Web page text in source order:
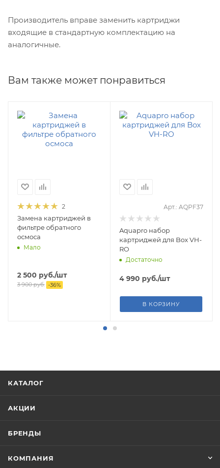
Производитель вправе заменить картриджи
входящие в стандартную комплектацию на
аналогичные.
Вам также может понравиться
2
Замена картриджей в
фильтре обратного
осмоса
Мало
2 500 руб./шт
3 900руб. -36%
Арт.: AQPF37
Aquapro набор
картриджей для Box VH-
RO
Достаточно
4 990 руб./шт
В КОРЗИНУ
КАТАЛОГ
АКЦИИ
БРЕНДЫ
КОМПАНИЯ